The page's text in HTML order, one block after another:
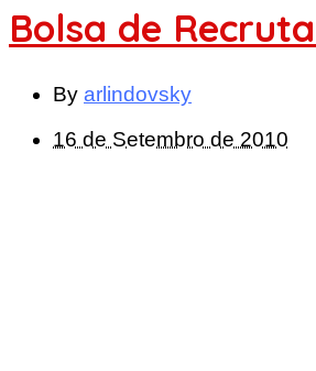
Bolsa de
By arlindovsky
16 de Setembro de 2010